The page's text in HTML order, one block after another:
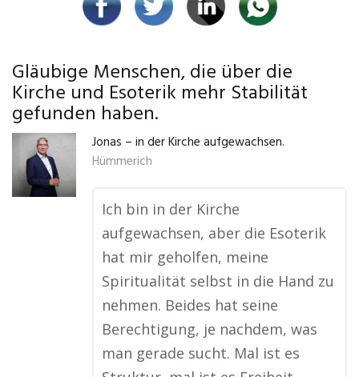
Gläubige Menschen, die über die
Kirche und Esoterik mehr Stabilität
gefunden haben.
Jonas – in der Kirche aufgewachsen.
Hümmerich
Ich bin in der Kirche
aufgewachsen, aber die Esoterik
hat mir geholfen, meine
Spiritualität selbst in die Hand zu
nehmen. Beides hat seine
Berechtigung, je nachdem, was
man gerade sucht. Mal ist es